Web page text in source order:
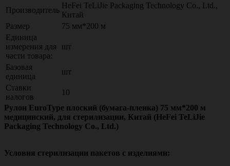
Производитель
HeFei TeLiJie Packaging Technology Co., Ltd.,
Китай
Размер
75 мм*200 м
Единица
измерения для
части товара:
шт
Базовая
единица
шт
Ставки
налогов
10
Рулон EuroType плоский (бумага-пленка) 75 мм*200 м
медицинский, для стерилизации, Китай (HeFei TeLiJie
Packaging Technology Co., Ltd.)
Условия стерилизации пакетов с изделиями: